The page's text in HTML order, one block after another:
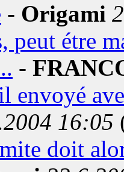
- Origami
peut étre
-
envoyé
16:05
doit